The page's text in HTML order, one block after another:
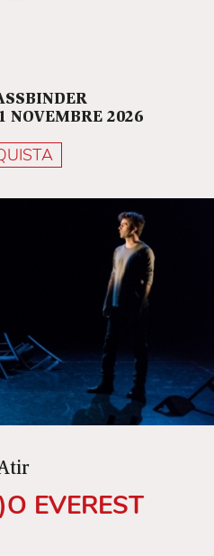
NOVEMBRE 2026
EVEREST